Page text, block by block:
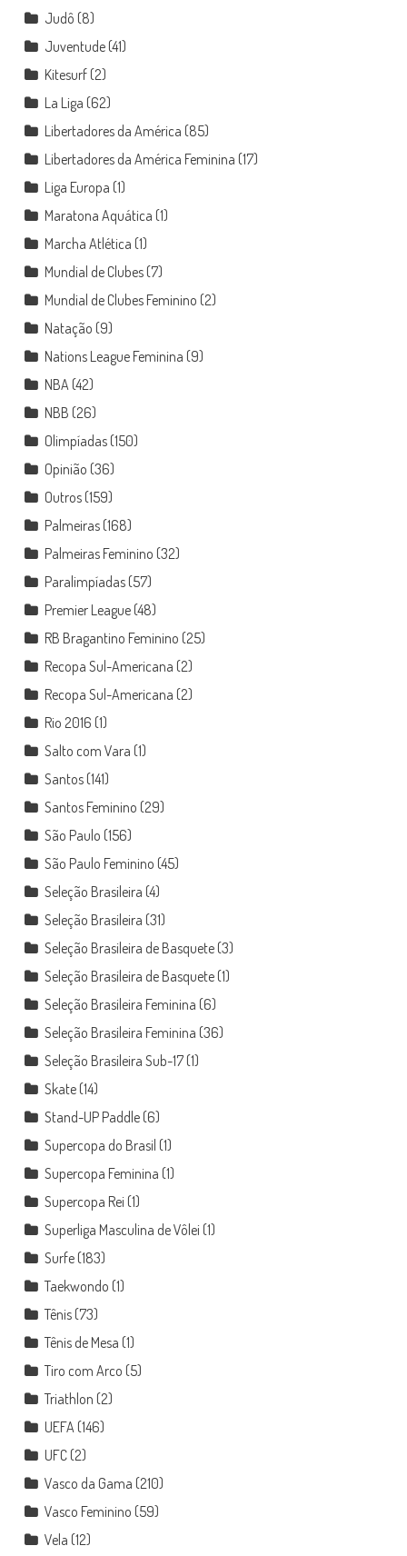
Judô (8)
Juventude(41)
Kitesurf(2)
La Liga (62)
Libertadores da América (85)
Libertadores da América Feminina (17)
Liga Europa (1)
Maratona Aquática (1)
Marcha Atlética (1)
Mundial de Clubes(7)
Mundial de Clubes Feminino (2)
Natação (9)
Nations League Feminina (9)
NBA (42)
NBB (26)
Olimpíadas(150)
Opinião (36)
Outros(159)
Palmeiras(168)
Palmeiras Feminino (32)
Paralimpíadas(57)
Premier League(48)
RB Bragantino Feminino (25)
Recopa Sul-Americana (2)
Recopa Sul-Americana (2)
Rio 2016 (1)
Salto com Vara (1)
Santos(141)
Santos Feminino (29)
São Paulo (156)
São Paulo Feminino (45)
Seleção Brasileira (4)
Seleção Brasileira (31)
Seleção Brasileira de Basquete(3)
Seleção Brasileira de Basquete(1)
Seleção Brasileira Feminina (6)
Seleção Brasileira Feminina (36)
Seleção Brasileira Sub-17(1)
Skate(14)
Stand-UP Paddle(6)
Supercopa do Brasil (1)
Supercopa Feminina (1)
Supercopa Rei (1)
Superliga Masculina de Vôlei (1)
Surfe(183)
Taekwondo (1)
Tênis(73)
Tênis de Mesa (1)
Tiro com Arco (5)
Triathlon (2)
UEFA (146)
UFC(2)
Vasco da Gama (210)
Vasco Feminino (59)
Vela (12)